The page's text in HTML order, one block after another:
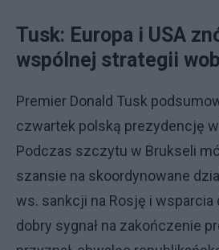
Tusk: Europa i USA
wspólnej strategii
Premier Donald Tusk
czwartek polską prezydencję w
Podczas szczytu w Brukseli
szansie na skoordynowane
ws. sankcji na Rosję i wsparcia
dobry sygnał na zakończenie